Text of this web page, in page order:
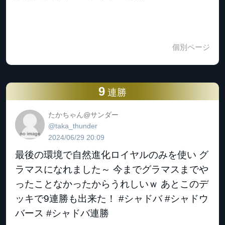
個別ページ
9 連勝
たかちゃん@サンダー
@taka_thunder
2024/06/29 20:09
最後の環境で自然進化ロイヤルのみを使い グ
ラマスになれました～ 今までグラマスまでや
ったことなかったからうれしいｗ あとこのデ
ッキで9連勝も出来た！ #シャドバ #シャドウ
バース #シャドバ連勝